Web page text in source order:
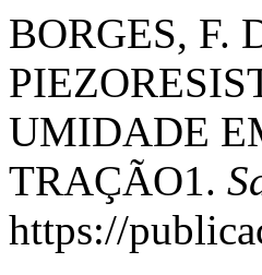
BORGES, F.
UMIDADE
TRAÇÃO1.
https://